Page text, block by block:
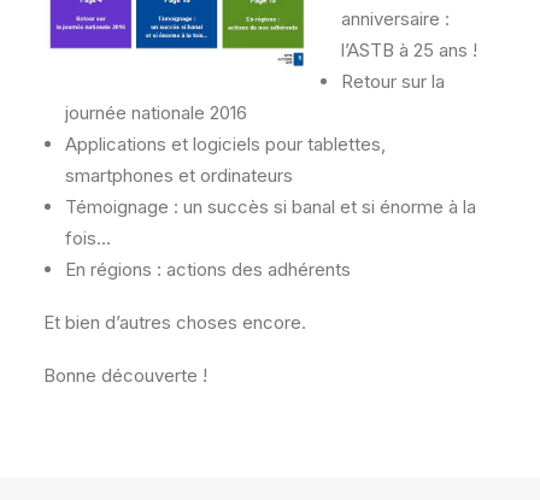
anniversaire :
l’ASTB à 25 ans !
Retour sur la
journée nationale 2016
Applications et logiciels pour tablettes,
smartphones et ordinateurs
Témoignage : un succès si banal et si énorme à la
fois…
En régions : actions des adhérents
Et bien d’autres choses encore.
Bonne découverte !